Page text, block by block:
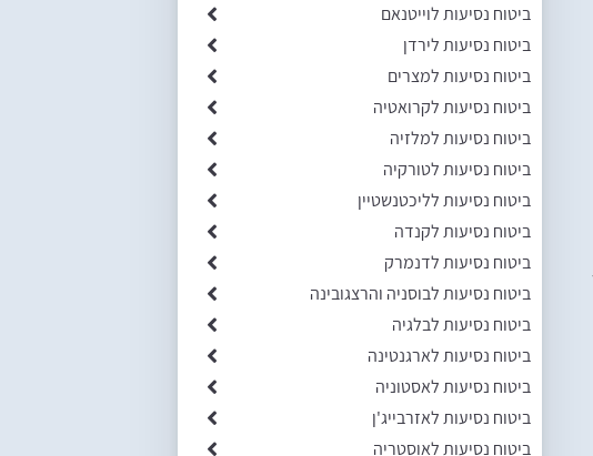
ביטוח נסיעות לוייטנאם
ביטוח נסיעות לירדן
ביטוח נסיעות למצרים
ביטוח נסיעות לקרואטיה
ביטוח נסיעות למלזיה
ביטוח נסיעות לטורקיה
ביטוח נסיעות לליכטנשטיין
ביטוח נסיעות לקנדה
ביטוח נסיעות לדנמרק
ביטוח נסיעות לבוסניה והרצגובינה
ביטוח נסיעות לבלגיה
ביטוח נסיעות לארגנטינה
ביטוח נסיעות לאסטוניה
ביטוח נסיעות לאזרבייג'ן
ביטוח נסיעות לאוסטריה